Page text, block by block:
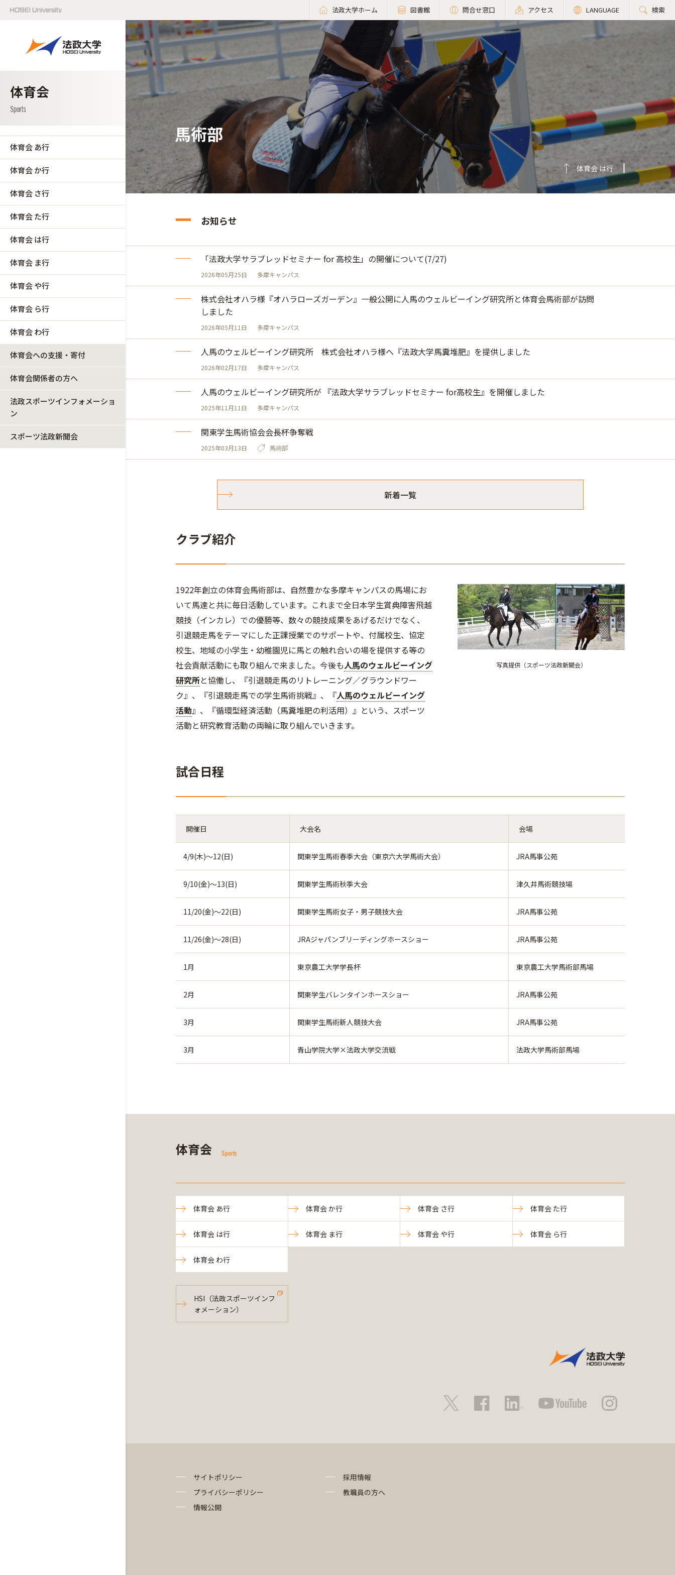
法政大学ホーム 図書館 問合せ窓口 アクセス LANGUAGE 検索
体育会 あ行
体育会 か行
体育会 さ行
体育会 た行
体育会 は行
体育会 ま行
体育会 や行
体育会 ら行
体育会 わ行
体育会への支援・寄付
体育会関係者の方へ
法政スポーツインフォメーショ
ン
スポーツ法政新聞会
馬術部
体育会 は行
お知らせ
「法政大学サラブレッドセミナー for 高校生」の開催について(7/27)
2026年05月25日 多摩キャンパス
株式会社オハラ様『オハラローズガーデン』一般公開に人馬のウェルビーイング研究所と体育会馬術部が訪問
しました
2026年05月11日 多摩キャンパス
人馬のウェルビーイング研究所 株式会社オハラ様へ『法政大学馬糞堆肥』を提供しました
2026年02月17日 多摩キャンパス
人馬のウェルビーイング研究所が 『法政大学サラブレッドセミナー for高校生』を開催しました
2025年11月11日 多摩キャンパス
関東学生馬術協会会長杯争奪戦
2025年03月13日 馬術部
新着一覧
クラブ紹介
1922年創立の体育会馬術部は、自然豊かな多摩キャンパスの馬場にお
いて馬達と共に毎日活動しています。これまで全日本学生賞典障害飛越
競技（インカレ）での優勝等、数々の競技成果をあげるだけでなく、
引退競走馬をテーマにした正課授業でのサポートや、付属校生、協定
校生、地域の小学生・幼稚園児に馬との触れ合いの場を提供する等の
社会貢献活動にも取り組んで来ました。今後も人馬のウェルビーイング
研究所と協働し、『引退競走馬のリトレーニング／グラウンドワー
ク』、『引退競走馬での学生馬術挑戦』、『人馬のウェルビーイング
活動』、『循環型経済活動（馬糞堆肥の利活用）』という、スポーツ
活動と研究教育活動の両輪に取り組んでいきます。
写真提供（スポーツ法政新聞会）
試合日程
開催日 大会名 会場
4/9(木)～12(日) 関東学生馬術春季大会（東京六大学馬術大会） JRA馬事公苑
9/10(金)～13(日) 関東学生馬術秋季大会 津久井馬術競技場
11/20(金)～22(日) 関東学生馬術女子・男子競技大会 JRA馬事公苑
11/26(金)～28(日) JRAジャパンブリーディングホースショー JRA馬事公苑
1月 東京農工大学学長杯 東京農工大学馬術部馬場
2月 関東学生バレンタインホースショー JRA馬事公苑
3月 関東学生馬術新人競技大会 JRA馬事公苑
3月 青山学院大学×法政大学交流戦 法政大学馬術部馬場
体育会 Sports
体育会 あ行 体育会 か行 体育会 さ行 体育会 た行
体育会 は行 体育会 ま行 体育会 や行 体育会 ら行
体育会 わ行
HSI（法政スポーツインフ
ォメーション）
サイトポリシー
プライバシーポリシー
情報公開
採用情報
教職員の方へ